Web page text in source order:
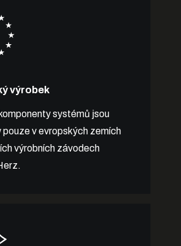
výrobek
systémů jsou
pouze v evropských zemích
výrobních závodech